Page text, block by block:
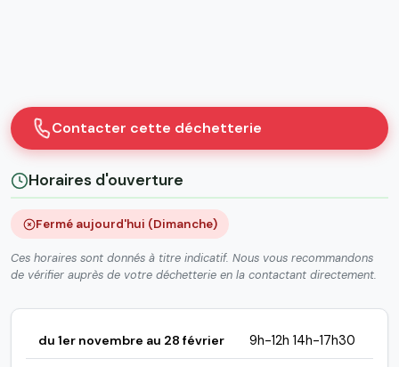
Contacter cette déchetterie
Horaires d'ouverture
Fermé aujourd'hui (Dimanche)
Ces horaires sont donnés à titre indicatif. Nous vous recommandons
de vérifier auprès de votre déchetterie en la contactant directement.
du 1er novembre au 28 février 9h-12h 14h-17h30